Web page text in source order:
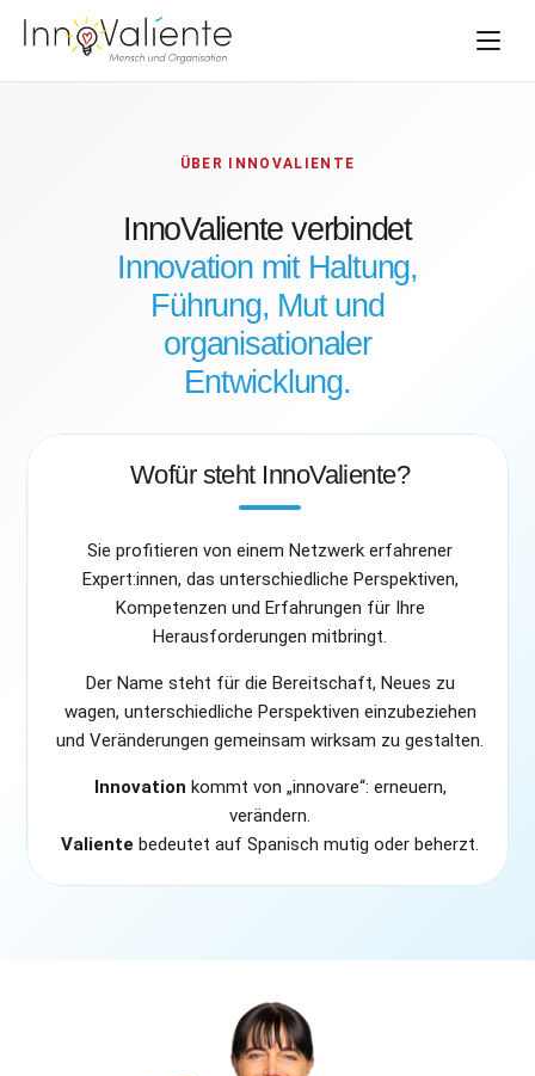
ÜBER INNOVALIENTE
InnoValiente verbindet
Innovation mit Haltung,
Führung, Mut und
organisationaler
Entwicklung.
Wofür steht InnoValiente?
Sie profitieren von einem Netzwerk erfahrener
Expert:innen, das unterschiedliche Perspektiven,
Kompetenzen und Erfahrungen für Ihre
Herausforderungen mitbringt.
Der Name steht für die Bereitschaft, Neues zu
wagen, unterschiedliche Perspektiven einzubeziehen
und Veränderungen gemeinsam wirksam zu gestalten.
Innovation kommt von „innovare“: erneuern,
verändern.
Valiente bedeutet auf Spanisch mutig oder beherzt.